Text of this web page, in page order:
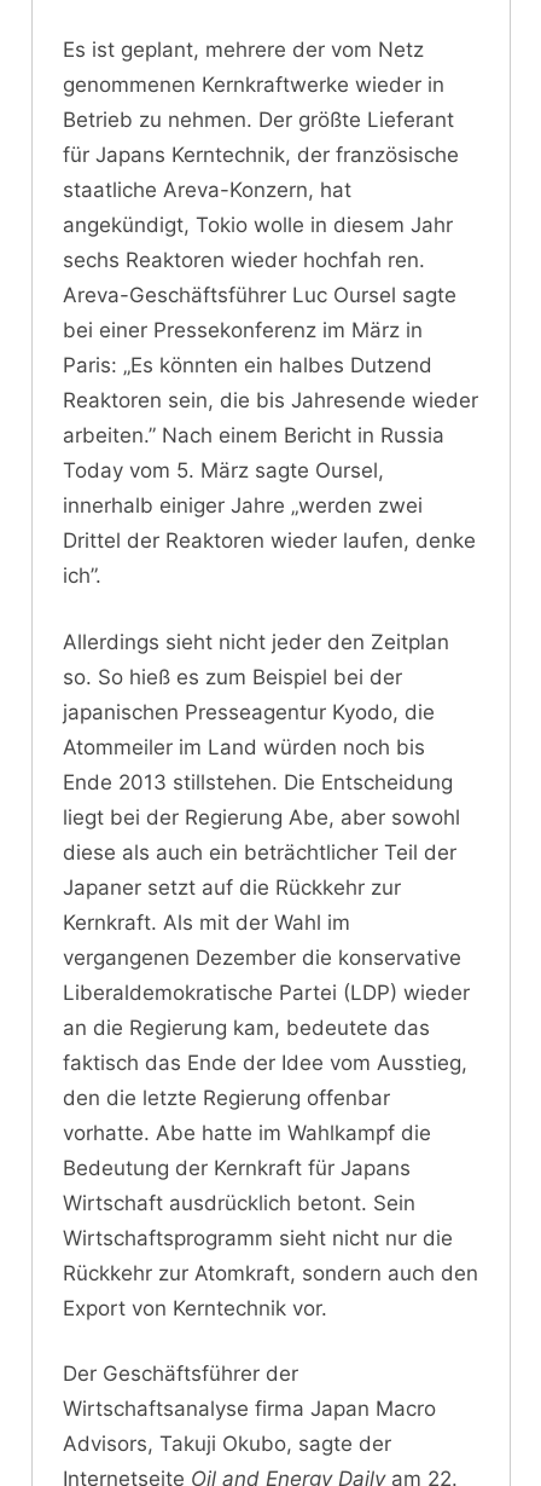
Es ist geplant, mehrere der vom Netz
genommenen Kernkraftwerke wieder in
Betrieb zu nehmen. Der größte Lieferant
für Japans Kerntechnik, der französische
staatliche Areva-Konzern, hat
angekündigt, Tokio wolle in diesem Jahr
sechs Reaktoren wieder hochfah ren.
Areva-Geschäftsführer Luc Oursel sagte
bei einer Pressekonferenz im März in
Paris: „Es könnten ein halbes Dutzend
Reaktoren sein, die bis Jahresende wieder
arbeiten.” Nach einem Bericht in Russia
Today vom 5. März sagte Oursel,
innerhalb einiger Jahre „werden zwei
Drittel der Reaktoren wieder laufen, denke
ich”.
Allerdings sieht nicht jeder den Zeitplan
so. So hieß es zum Beispiel bei der
japanischen Presseagentur Kyodo, die
Atommeiler im Land würden noch bis
Ende 2013 stillstehen. Die Entscheidung
liegt bei der Regierung Abe, aber sowohl
diese als auch ein beträchtlicher Teil der
Japaner setzt auf die Rückkehr zur
Kernkraft. Als mit der Wahl im
vergangenen Dezember die konservative
Liberaldemokratische Partei (LDP) wieder
an die Regierung kam, bedeutete das
faktisch das Ende der Idee vom Ausstieg,
den die letzte Regierung offenbar
vorhatte. Abe hatte im Wahlkampf die
Bedeutung der Kernkraft für Japans
Wirtschaft ausdrücklich betont. Sein
Wirtschaftsprogramm sieht nicht nur die
Rückkehr zur Atomkraft, sondern auch den
Export von Kerntechnik vor.
Der Geschäftsführer der
Wirtschaftsanalyse firma Japan Macro
Advisors, Takuji Okubo, sagte der
Internetseite Oil and Energy Dailyam 22.